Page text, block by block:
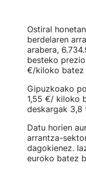
Ostiral
berdelaren
arabera,
besteko
€/kiloko batez
Gipuzkoako
1,55 €/ kiloko
deskargak 3,8
Datu horien
arrantza-
dagokienez.
euroko batez